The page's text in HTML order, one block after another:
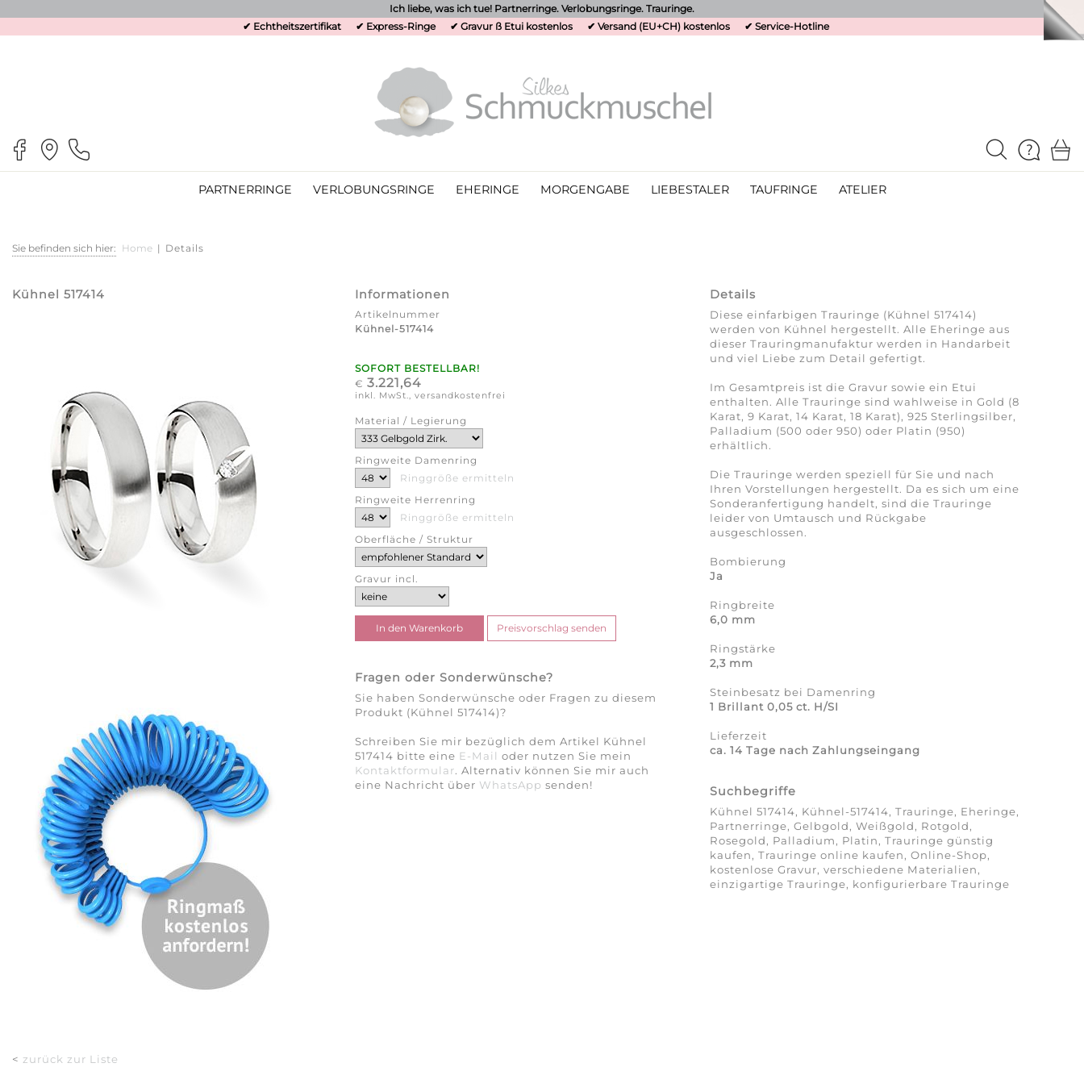
Ich liebe, was ich tue! Partnerringe. Verlobungsringe. Trauringe.
✔ Echtheitszertifikat
✔ Express-Ringe ✔ Gravur ß Etui kostenlos ✔ Versand (EU+CH) kostenlos ✔ Service-Hotline
PARTNERRINGE VERLOBUNGSRINGE EHERINGE MORGENGABE LIEBESTALER TAUFRINGE ATELIER
Sie befinden sich hier: Home | Details
Kühnel 517414 Informationen
Artikelnummer
Kühnel-517414
SOFORT BESTELLBAR!
€ 3.221,64
inkl. MwSt., versandkostenfrei
Material / Legierung
Ringweite Damenring
Ringgröße ermitteln
Ringweite Herrenring
Ringgröße ermitteln
Oberfläche / Struktur
Gravur incl.
Fragen oder Sonderwünsche?
Sie haben Sonderwünsche oder Fragen zu diesem
Produkt (Kühnel 517414)?
Schreiben Sie mir bezüglich dem Artikel Kühnel
517414 bitte eine E-Mail oder nutzen Sie mein
Kontaktformular. Alternativ können Sie mir auch
eine Nachricht über WhatsApp senden!
Details
Diese einfarbigen Trauringe (Kühnel 517414)
werden von Kühnel hergestellt. Alle Eheringe aus
dieser Trauringmanufaktur werden in Handarbeit
und viel Liebe zum Detail gefertigt.
Im Gesamtpreis ist die Gravur sowie ein Etui
enthalten. Alle Trauringe sind wahlweise in Gold (8
Karat, 9 Karat, 14 Karat, 18 Karat), 925 Sterlingsilber,
Palladium (500 oder 950) oder Platin (950)
erhältlich.
Die Trauringe werden speziell für Sie und nach
Ihren Vorstellungen hergestellt. Da es sich um eine
Sonderanfertigung handelt, sind die Trauringe
leider von Umtausch und Rückgabe
ausgeschlossen.
Bombierung
Ja
Ringbreite
6,0 mm
Ringstärke
2,3 mm
Steinbesatz bei Damenring
1 Brillant 0,05 ct. H/SI
Lieferzeit
ca. 14 Tage nach Zahlungseingang
Suchbegriffe
Kühnel 517414, Kühnel-517414, Trauringe, Eheringe,
Partnerringe, Gelbgold, Weißgold, Rotgold,
Rosegold, Palladium, Platin, Trauringe günstig
kaufen, Trauringe online kaufen, Online-Shop,
kostenlose Gravur, verschiedene Materialien,
einzigartige Trauringe, konfigurierbare Trauringe
< zurück zur Liste